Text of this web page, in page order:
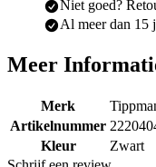
verzonden
Niet goed?
Merk
Artikelnummer
2220404